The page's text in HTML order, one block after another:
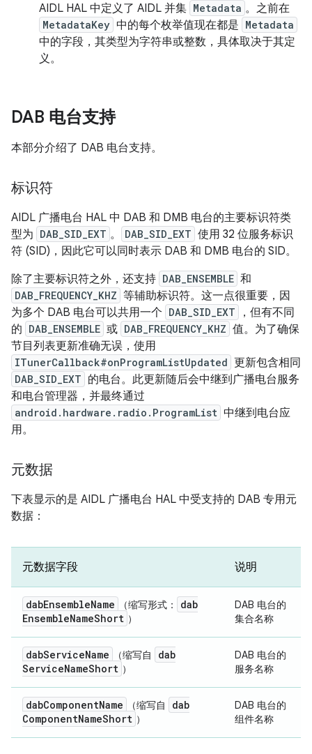
AIDL HAL 中定义了 AIDL 并集 Metadata 。之前在
MetadataKey 中的每个枚举值现在都是 Metadata
中的字段，其类型为字符串或整数，具体取决于其定
义。
DAB 电台支持
本部分介绍了 DAB 电台支持。
标识符
AIDL 广播电台 HAL 中 DAB 和 DMB 电台的主要标识符类
型为 DAB_SID_EXT 。 DAB_SID_EXT 使用 32 位服务标识
符 (SID)，因此它可以同时表示 DAB 和 DMB 电台的 SID。
除了主要标识符之外，还支持 DAB_ENSEMBLE 和
DAB_FREQUENCY_KHZ 等辅助标识符。这一点很重要，因
为多个 DAB 电台可以共用一个 DAB_SID_EXT
，但有不同
的 DAB_ENSEMBLE 或 DAB_FREQUENCY_KHZ 值。为了确保
节目列表更新准确无误，使用
ITunerCallback#onProgramListUpdated 更新包含相同
DAB_SID_EXT 的电台。此更新随后会中继到广播电台服务
和电台管理器，并最终通过
android.hardware.radio.ProgramList 中继到电台应
用。
元数据
下表显示的是 AIDL 广播电台 HAL 中受支持的 DAB 专用元
数据：
元数据字段 说明
dabEnsembleName （缩写形式：
dab
EnsembleNameShort ）
DAB 电台的
集合名称
dabServiceName （缩写自
dab
ServiceNameShort ）
DAB 电台的
服务名称
dabComponentName （缩写自
dab
ComponentNameShort ）
DAB 电台的
组件名称